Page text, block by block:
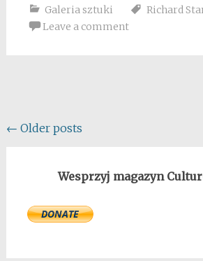
Galeria sztuki Richard
Leave a comment
Posts
← Older posts
Wesprzyj magazyn